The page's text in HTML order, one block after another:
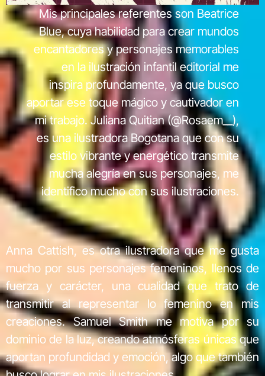
Mis principales referentes son Beatrice
Blue, cuya habilidad para crear mundos
encantadores y personajes memorables
en la ilustración infantil editorial me
inspira profundamente, ya que busco
aportar ese toque mágico y cautivador en
mi trabajo. Juliana Quitian (@Rosaem__),
es una ilustradora Bogotana que con su
estilo vibrante y energético transmite
mucha alegría en sus personajes, me
identifico mucho con sus ilustraciones.
Anna Cattish, es otra ilustradora que me gusta
mucho por sus personajes femeninos, llenos de
fuerza y carácter, una cualidad que trato de
transmitir al representar lo femenino en mis
creaciones. Samuel Smith me motiva por su
dominio de la luz, creando atmósferas únicas que
aportan profundidad y emoción, algo que también